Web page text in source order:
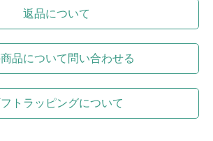
返品について
品について問い合わせる
トラッピングについて